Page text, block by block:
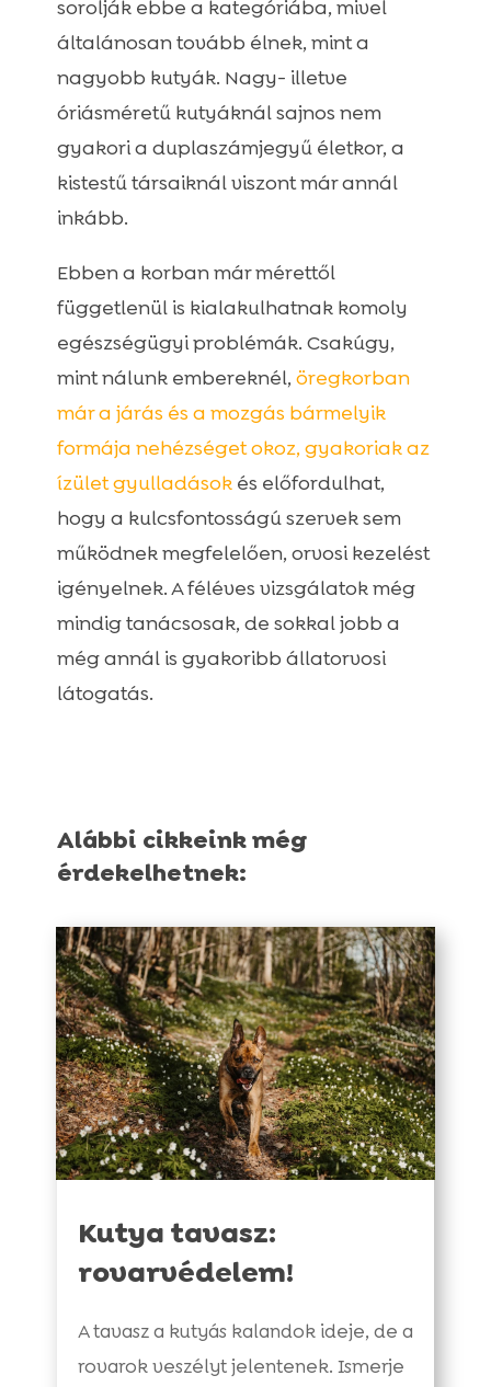
sorolják ebbe a kategóriába, mivel
általánosan tovább élnek, mint a
nagyobb kutyák. Nagy- illetve
óriásméretű kutyáknál sajnos nem
gyakori a duplaszámjegyű életkor, a
kistestű társaiknál viszont már annál
inkább.
Ebben a korban már mérettől
függetlenül is kialakulhatnak komoly
egészségügyi problémák. Csakúgy,
mint nálunk embereknél, öregkorban
már a járás és a mozgás bármelyik
formája nehézséget okoz, gyakoriak az
ízület gyulladásokés előfordulhat,
hogy a kulcsfontosságú szervek sem
működnek megfelelően, orvosi kezelést
igényelnek. A féléves vizsgálatok még
mindig tanácsosak, de sokkal jobb a
még annál is gyakoribb állatorvosi
látogatás.
Alábbi cikkeink még
érdekelhetnek:
Kutya tavasz:
rovarvédelem!
A tavasz a kutyás kalandok ideje, de a
rovarok veszélyt jelentenek. Ismerje